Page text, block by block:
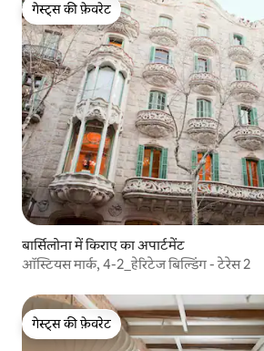
गेस्ट्स की फ़ेवरेट
गेस्ट्स की फ़ेवरेट
बार्सिलोना में किराए का अपार्टमेंट
ऑस्टियस मार्क, 4-2_हेरिटेज बिल्डिंग - टेरेस 2
गेस्ट्स की फ़ेवरेट
गेस्ट्स की फ़ेवरेट